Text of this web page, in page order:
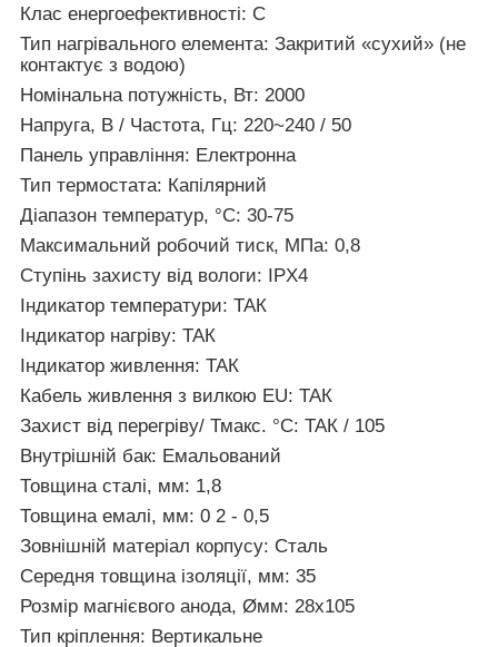
Клас енергоефективності: C
Тип нагрівального елемента: Закритий «сухий» (не
контактує з водою)
Номінальна потужність, Вт: 2000
Напруга, В / Частота, Гц: 220~240 / 50
Панель управління: Електронна
Тип термостата: Капілярний
Діапазон температур, °C: 30-75
Максимальний робочий тиск, МПа: 0,8
Ступінь захисту від вологи: IPX4
Індикатор температури: ТАК
Індикатор нагріву: ТАК
Індикатор живлення: ТАК
Кабель живлення з вилкою EU: ТАК
Захист від перегріву/ Тмакс. °C: ТАК / 105
Внутрішній бак: Емальований
Товщина сталі, мм: 1,8
Товщина емалі, мм: 0 2 - 0,5
Зовнішній матеріал корпусу: Сталь
Середня товщина ізоляції, мм: 35
Розмір магнієвого анода, Øмм: 28х105
Тип кріплення: Вертикальне